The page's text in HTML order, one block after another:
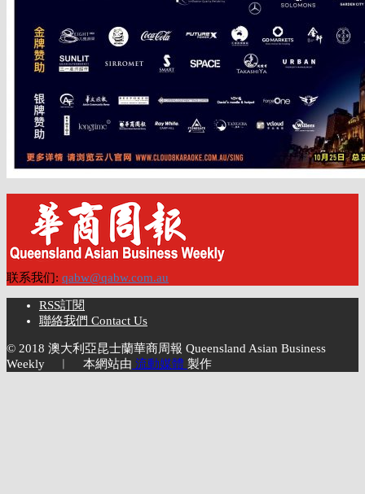
联系我们: qabw@qabw.com.au
RSS訂閱
聯絡我們 Contact Us
© 2018 澳大利亞昆士蘭華商周報 Queensland Asian Business
Weekly ︱ 本網站由 流動媒體 製作